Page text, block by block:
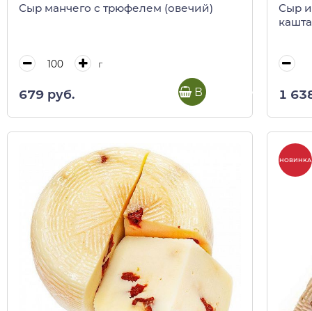
Сыр манчего с трюфелем (овечий)
г
679 руб. В корзину
Сыр
1
НОВИНКА